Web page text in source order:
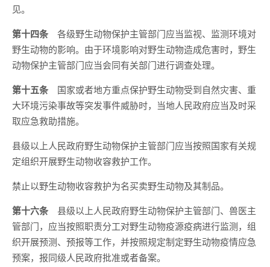
见。
第十四条 各级野生动物保护主管部门应当监视、监测环境对
野生动物的影响。由于环境影响对野生动物造成危害时，野生
动物保护主管部门应当会同有关部门进行调查处理。
第十五条 国家或者地方重点保护野生动物受到自然灾害、重
大环境污染事故等突发事件威胁时，当地人民政府应当及时采
取应急救助措施。
县级以上人民政府野生动物保护主管部门应当按照国家有关规
定组织开展野生动物收容救护工作。
禁止以野生动物收容救护为名买卖野生动物及其制品。
第十六条 县级以上人民政府野生动物保护主管部门、兽医主
管部门，应当按照职责分工对野生动物疫源疫病进行监测，组
织开展预测、预报等工作，并按照规定制定野生动物疫情应急
预案，报同级人民政府批准或者备案。